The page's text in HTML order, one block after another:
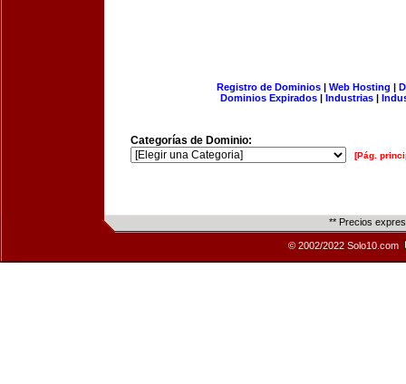
Registro de Dominios| Web Hosting |
Dominios Expirados | Industrias |
Categorías de Dominio:
[Pág.
** Precios
© 2002/2022 Solo10.com